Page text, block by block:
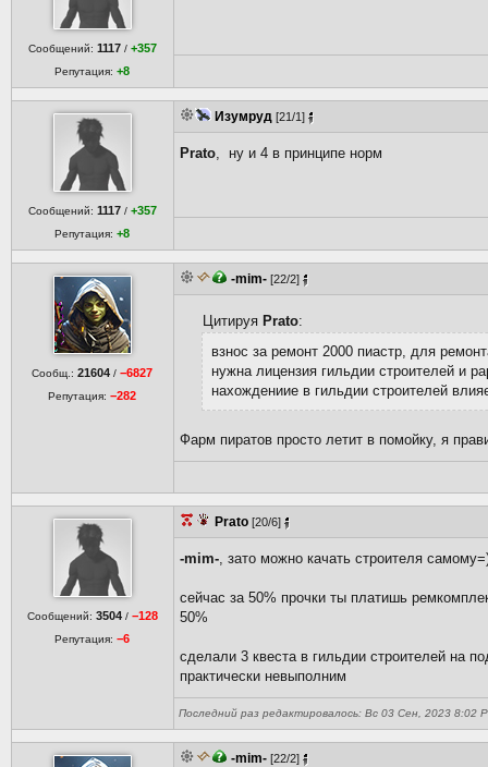
Сообщений: 1117 / +357
Репутация:+8
Сообщений: 1117 / +357
Репутация:+8
Изумруд [21/1]
Prato, ну и 4 в принципе норм
Сообщ.:21604 /−6827
Репутация:−282
-mim- [22/2]
Цитируя Prato:
взнос за ремонт 2000 пиастр, для
нужна лицензия гильдии строителей и
нахождениие в гильдии строителей
Фарм пиратов просто летит в помойку, я
Сообщений: 3504 / −128
Репутация:−6
Prato [20/6]
-mim-, зато можно качать строителя
сейчас за 50% прочки ты платишь
50%
сделали 3 квеста в гильдии строителей на
практически невыполним
Последний раз редактировалось: Вс 03 Сен, 2023 8:02
-mim- [22/2]